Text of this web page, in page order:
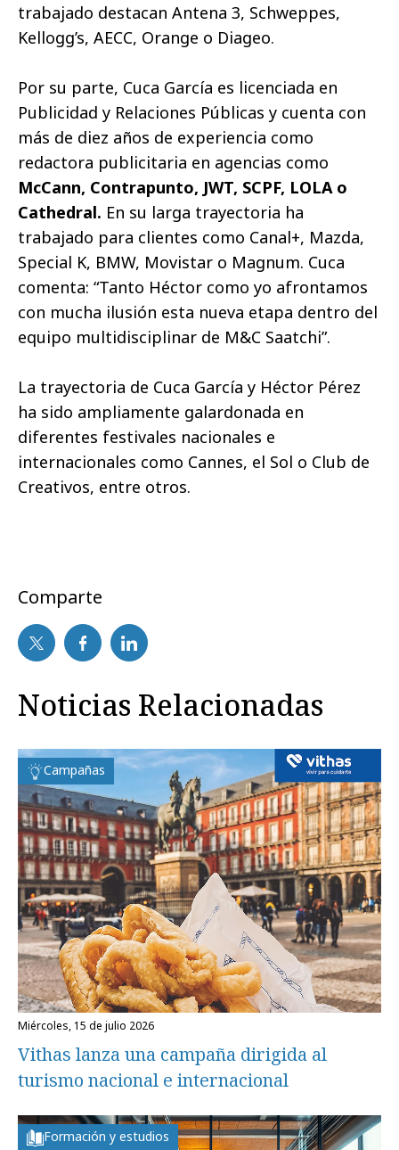
trabajado destacan Antena 3, Schweppes,
Kellogg’s, AECC, Orange o Diageo.
Por su parte, Cuca García es licenciada en
Publicidad y Relaciones Públicas y cuenta con
más de diez años de experiencia como
redactora publicitaria en agencias como
McCann, Contrapunto, JWT, SCPF, LOLA o
Cathedral. En su larga trayectoria ha
trabajado para clientes como Canal+, Mazda,
Special K, BMW, Movistar o Magnum. Cuca
comenta: “Tanto Héctor como yo afrontamos
con mucha ilusión esta nueva etapa dentro del
equipo multidisciplinar de M&C Saatchi”.
La trayectoria de Cuca García y Héctor Pérez
ha sido ampliamente galardonada en
diferentes festivales nacionales e
internacionales como Cannes, el Sol o Club de
Creativos, entre otros.
Comparte
Noticias Relacionadas
Campañas
miércoles, 15 de julio 2026
Vithas lanza una campaña dirigida al
turismo nacional e internacional
Formación y estudios